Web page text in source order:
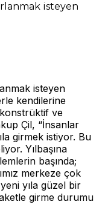
isteyen
kendilerine
ve
Çil, “İnsanlar
girmek istiyor. Bu
Yılbaşına
başında;
merkeze çok
yıla güzel bir
girme durumu